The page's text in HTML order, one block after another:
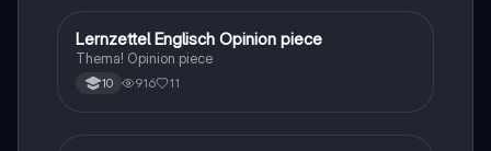
Englisch
Lernzettel Englisch Opinion piece
Thema! Opinion piece
10 916 11